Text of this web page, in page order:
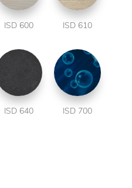
ISD 600 ISD 610
ISD 640 ISD 700